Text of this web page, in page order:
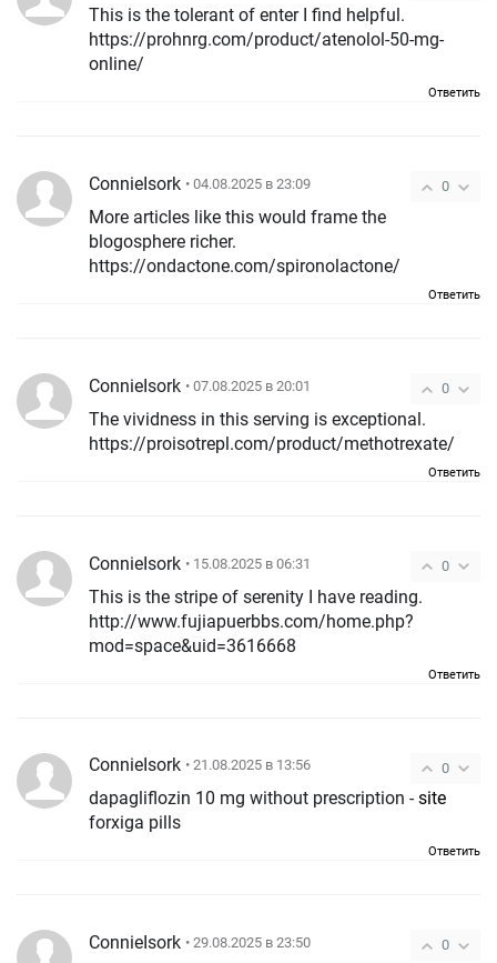
This is the tolerant of enter I find helpful.
https://prohnrg.com/product/atenolol-50-mg-
online/
Ответить
0
ConnieIsork • 04.08.2025 в 23:09
More articles like this would frame the
blogosphere richer.
https://ondactone.com/spironolactone/
Ответить
0
ConnieIsork • 07.08.2025 в 20:01
The vividness in this serving is exceptional.
https://proisotrepl.com/product/methotrexate/
Ответить
0
ConnieIsork • 15.08.2025 в 06:31
This is the stripe of serenity I have reading.
http://www.fujiapuerbbs.com/home.php?
mod=space&uid=3616668
Ответить
0
ConnieIsork • 21.08.2025 в 13:56
dapagliflozin 10 mg without prescription -site
forxiga pills
Ответить
0
ConnieIsork • 29.08.2025 в 23:50